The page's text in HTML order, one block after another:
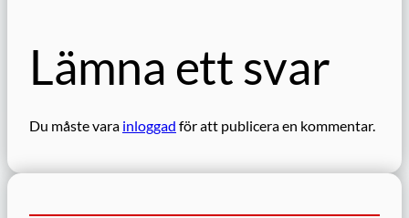
Lämna ett svar
Du måste vara inloggad för att publicera en kommentar.